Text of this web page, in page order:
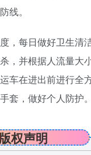
线。
，每日做好卫生清
，并根据人流量大
车在进出前进行全
，做好个人防护
版权声明